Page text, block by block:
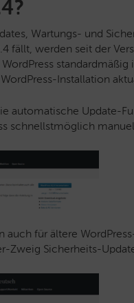
Wartungs- und
fällt, werden seit der
Installation
automatische Update-
schnellstmöglich
auch für ältere
Zweig Sicherheits-